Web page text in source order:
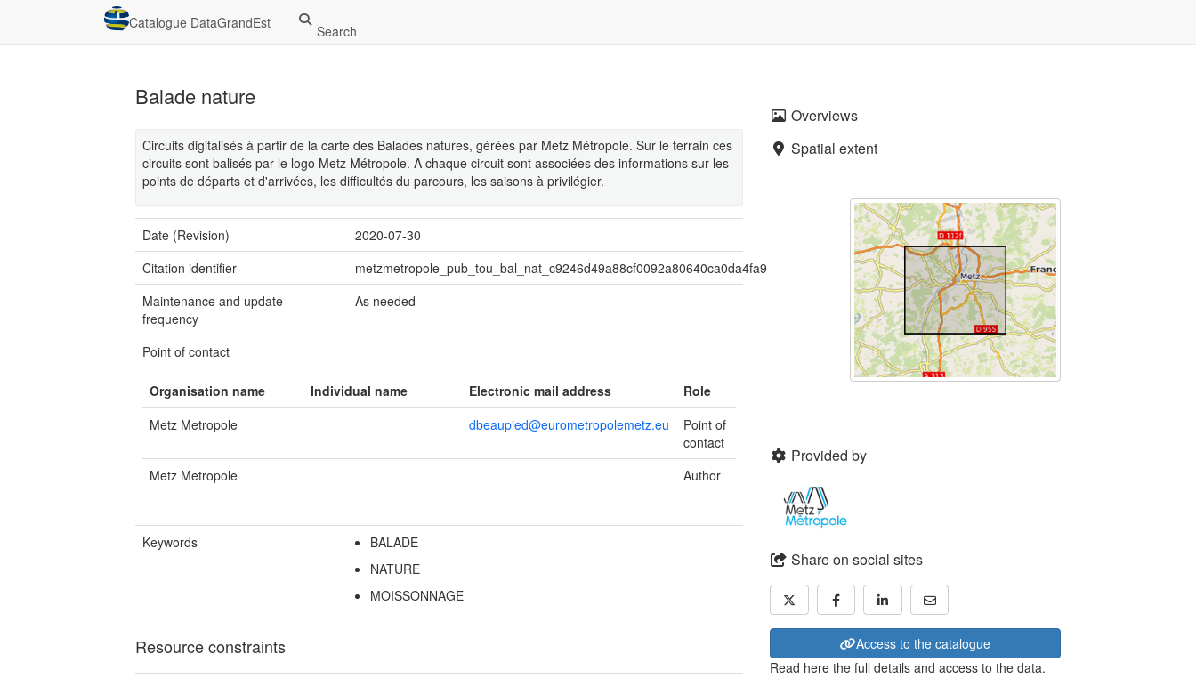
Catalogue DataGrandEst Search
Balade nature
Circuits digitalisés à partir de la carte des Balades natures, gérées par Metz Métropole. Sur le terrain ces
circuits sont balisés par le logo Metz Métropole. A chaque circuit sont associées des informations sur les
points de départs et d'arrivées, les difficultés du parcours, les saisons à privilégier.
Date (Revision)
2020-07-30
Citation identifier
metzmetropole_pub_tou_bal_nat_c9246d49a88cf0092a80640ca0da4fa9
Maintenance and update
frequency
As needed
Point of contact
Organisation name Individual name Electronic mail address
Role
Metz Metropole
dbeaupied@eurometropolemetz.eu
Point of
contact
Metz Metropole
Author
Keywords
BALADE
NATURE
MOISSONNAGE
Resource constraints
Overviews
Spatial extent
Provided by
Share on social sites
Access to the catalogue
Read here the full details and access to the data.